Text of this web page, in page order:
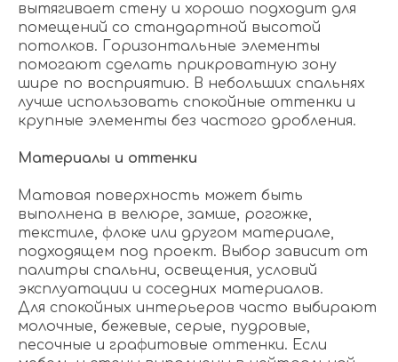
вытягивает стену и хорошо подходит для
помещений со стандартной высотой
потолков. Горизонтальные элементы
помогают сделать прикроватную зону
шире по восприятию. В небольших спальнях
лучше использовать спокойные оттенки и
крупные элементы без частого дробления.
Материалы и оттенки
Матовая поверхность может быть
выполнена в велюре, замше, рогожке,
текстиле, флоке или другом материале,
подходящем под проект. Выбор зависит от
палитры спальни, освещения, условий
эксплуатации и соседних материалов.
Для спокойных интерьеров часто выбирают
молочные, бежевые, серые, пудровые,
песочные и графитовые оттенки. Если